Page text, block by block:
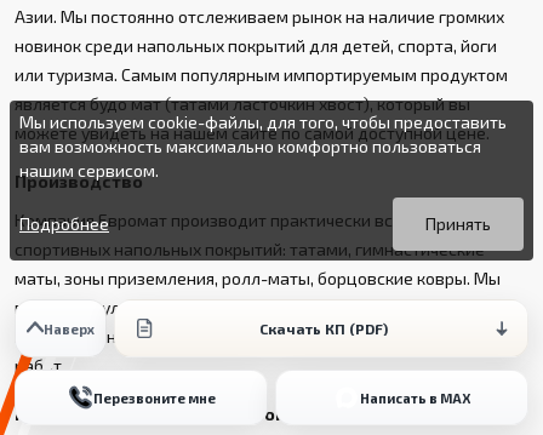
Азии. Мы постоянно отслеживаем рынок на наличие громких
новинок среди напольных покрытий для детей, спорта, йоги
или туризма. Самым популярным импортируемым продуктом
является будо мат (татами ласточкин хвост), который вы
можете увидеть на нашем сайте по самой доступной цене.
Производство
Компания Евромат производит практически все виды
спортивных напольных покрытий: татами, гимнастические
маты, зоны приземления, ролл-маты, борцовские ковры. Мы
постоянно улучшаем нашу продукцию по рекомендациям
наших клиентов и в последствии наших исследовательских
работ.
Продвижение инновационной продукции
Наверх Скачать КП (PDF)
Перезвоните мне Написать в MAX
Мы используем cookie-файлы, для того, чтобы предоставить
вам возможность максимально комфортно пользоваться
нашим сервисом.
Вы можете подробнее прочитать о cookie-файлах в открытых
источниках или изменить настройки своего браузера.
Продолжая пользоваться данным сайтом без изменения
настроек вы даете согласие на использование ваших cookie-
файлов.
Принять
Подробнее